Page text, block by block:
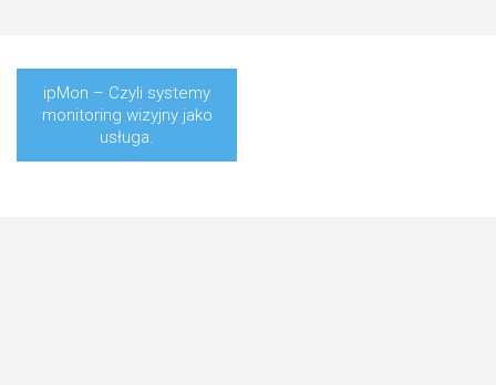
ipMon – Czyli systemy
monitoring wizyjny jako
usługa.